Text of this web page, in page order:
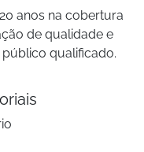
anos na cobertura
de qualidade e
qualificado.